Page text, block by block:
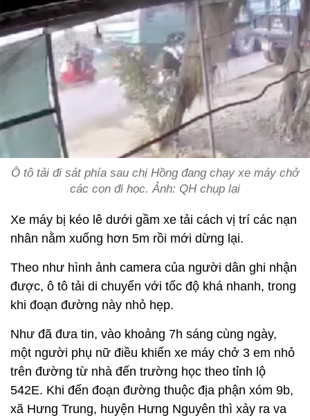
Ô tô tải đi sát phía sau chị Hồng đang chạy xe máy chở
các con đi học. Ảnh: QH chụp lại
Xe máy bị kéo lê dưới gầm xe tải cách vị trí các nạn
nhân nằm xuống hơn 5m rồi mới dừng lại.
Theo như hình ảnh camera của người dân ghi nhận
được, ô tô tải di chuyển với tốc độ khá nhanh, trong
khi đoạn đường này nhỏ hẹp.
Như đã đưa tin, vào khoảng 7h sáng cùng ngày,
một người phụ nữ điều khiển xe máy chở 3 em nhỏ
trên đường từ nhà đến trường học theo tỉnh lộ
542E. Khi đến đoạn đường thuộc địa phận xóm 9b,
xã Hưng Trung, huyện Hưng Nguyên thì xảy ra va